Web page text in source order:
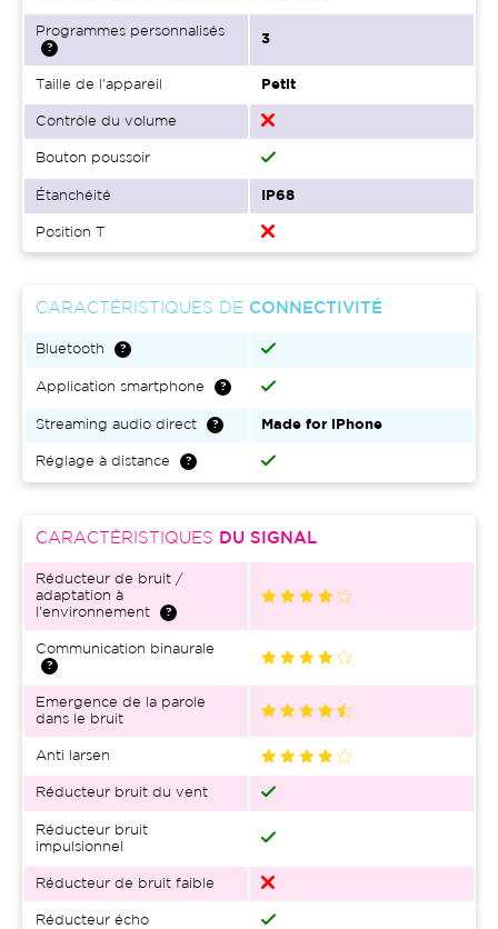
Programmes personnalisés
3
Taille de l'appareil Petit
Contrôle du volume
Bouton poussoir
Étanchéité IP68
Position T
CARACTÉRISTIQUES DE CONNECTIVITÉ
Bluetooth
Application smartphone
Streaming audio direct Made for iPhone
Réglage à distance
CARACTÉRISTIQUES DU SIGNAL
Réducteur de bruit /
adaptation à
l'environnement
Communication binaurale
Emergence de la parole
dans le bruit
Anti larsen
Réducteur bruit du vent
Réducteur bruit
impulsionnel
Réducteur de bruit faible
Réducteur écho